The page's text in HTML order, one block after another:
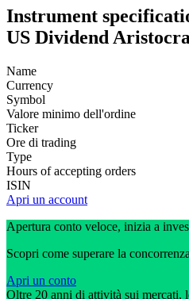
Instrument
US Dividend Aristocra
Name
Currency
Symbol
Valore minimo dell'ordine
Ticker
Ore di trading
Type
Hours of accepting orders
ISIN
Apri un account
Apertura conto veloce, inizia a
Scopri come superare la concorrenza
Apri un conto
Oltre 20 anni di attività sui mercati,